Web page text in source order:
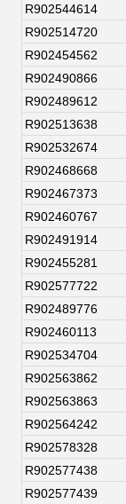
R902544614
R902514720
R902454562
R902490866
R902489612
R902513638
R902532674
R902468668
R902467373
R902460767
R902491914
R902455281
R902577722
R902489776
R902460113
R902534704
R902563862
R902563863
R902564242
R902578328
R902577438
R902577439